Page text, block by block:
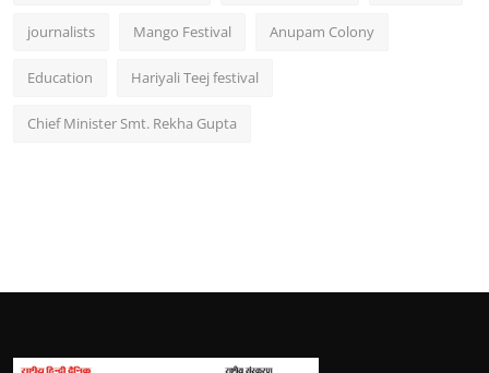
journalists Mango Festival Anupam Colony
Education Hariyali Teej festival
Chief Minister Smt. Rekha Gupta